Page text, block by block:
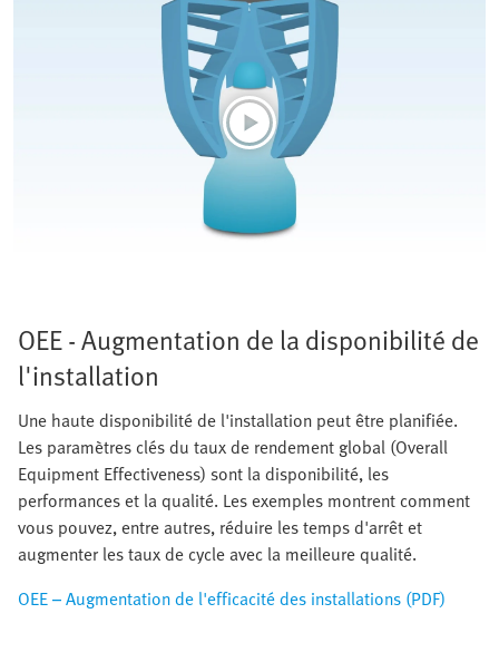
OEE - Augmentation de la disponibilité de
l'installation
Une haute disponibilité de l'installation peut être planifiée.
Les paramètres clés du taux de rendement global (Overall
Equipment Effectiveness) sont la disponibilité, les
performances et la qualité. Les exemples montrent comment
vous pouvez, entre autres, réduire les temps d'arrêt et
augmenter les taux de cycle avec la meilleure qualité.
OEE – Augmentation de l'efficacité des installations (PDF)